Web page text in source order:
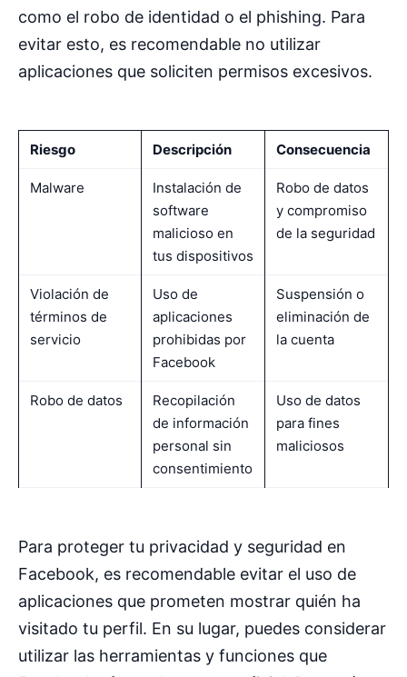
como el robo de identidad o el phishing. Para
evitar esto, es recomendable no utilizar
aplicaciones que soliciten permisos excesivos.
Riesgo Descripción Consecuencia
Malware
Instalación de
software
malicioso en
tus dispositivos
Robo de datos
y compromiso
de la seguridad
Violación de
términos de
servicio
Uso de
aplicaciones
prohibidas por
Facebook
Suspensión o
eliminación de
la cuenta
Robo de datos
Recopilación
de información
personal sin
consentimiento
Uso de datos
para fines
maliciosos
Para proteger tu privacidad y seguridad en
Facebook, es recomendable evitar el uso de
aplicaciones que prometen mostrar quién ha
visitado tu perfil. En su lugar, puedes considerar
utilizar las herramientas y funciones que